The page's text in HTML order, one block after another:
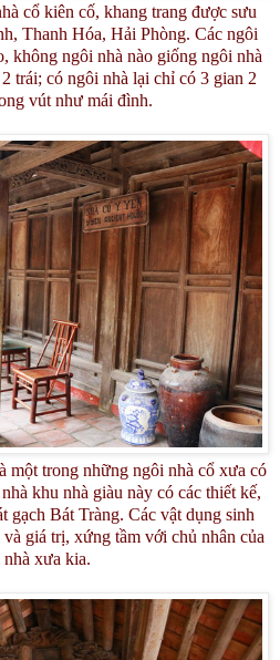
cổ kiên cố, khang trang được sưu
Thanh Hóa, Hải Phòng. Các ngôi
không ngôi nhà nào giống ngôi nhà
trái; có ngôi nhà lại chỉ có 3 gian 2
vút như mái đình.
trong những ngôi nhà cổ xưa có
khu nhà giàu này có các thiết kế,
gạch Bát Tràng. Các vật dụng sinh
giá trị, xứng tầm với chủ nhân của
nhà xưa kia.